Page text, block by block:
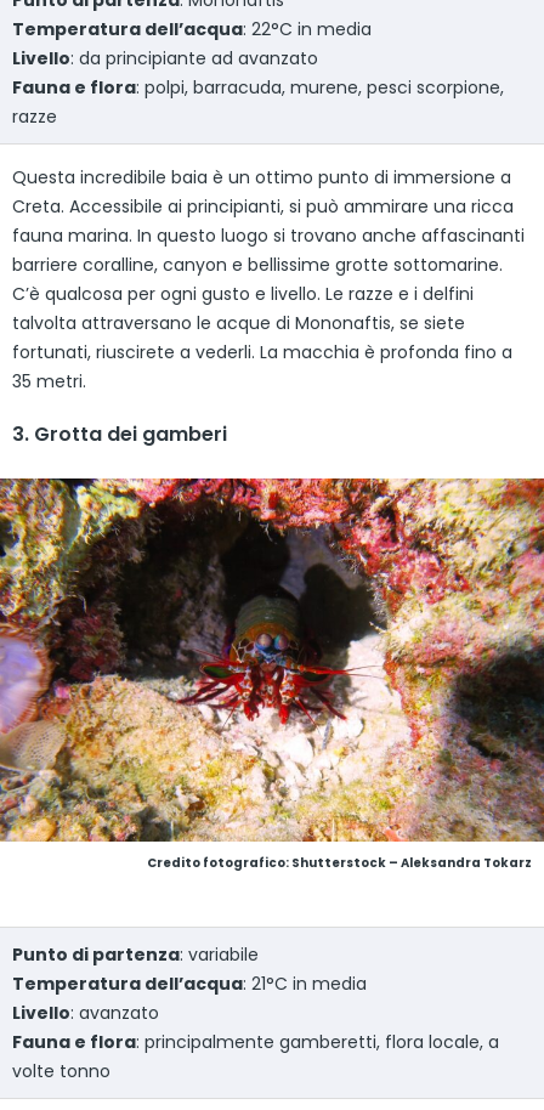
Temperatura dell’acqua: 22°C in media
Livello: da principiante ad avanzato
Fauna e flora: polpi, barracuda, murene, pesci scorpione,
razze
Questa incredibile baia è un ottimo punto di immersione a
Creta. Accessibile ai principianti, si può ammirare una ricca
fauna marina. In questo luogo si trovano anche affascinanti
barriere coralline, canyon e bellissime grotte sottomarine.
C’è qualcosa per ogni gusto e livello. Le razze e i delfini
talvolta attraversano le acque di Mononaftis, se siete
fortunati, riuscirete a vederli. La macchia è profonda fino a
35 metri.
3. Grotta dei gamberi
Credito fotografico: Shutterstock – Aleksandra Tokarz
Punto di partenza: variabile
Temperatura dell’acqua: 21°C in media
Livello: avanzato
Fauna e flora: principalmente gamberetti, flora locale, a
volte tonno